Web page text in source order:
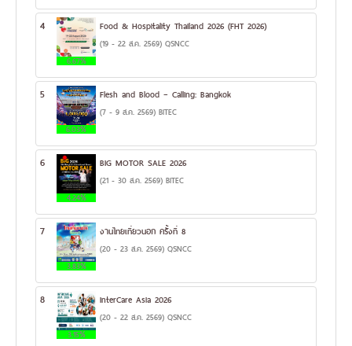
4
6.67%
Food & Hospitality Thailand 2026 (FHT 2026)
(19 - 22 ส.ค. 2569) QSNCC
5
6.03%
Flesh and Blood – Calling: Bangkok
(7 - 9 ส.ค. 2569) BITEC
6
4.24%
BIG MOTOR SALE 2026
(21 - 30 ส.ค. 2569) BITEC
7
3.83%
งานไทยเที่ยวนอก ครั้งที่ 8
(20 - 23 ส.ค. 2569) QSNCC
8
3.15%
InterCare Asia 2026
(20 - 22 ส.ค. 2569) QSNCC